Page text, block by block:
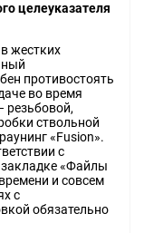
целеуказателя
жестких
противостоять
во время
резьбовой,
ствольной
«Fusion».
с
«Файлы
и совсем
с
обязательно